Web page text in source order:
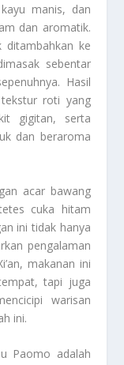
manis, dan
dan aromatik.
ke
sebentar
Hasil
roti yang
gigitan, serta
dan beraroma
acar bawang
cuka hitam
ini tidak hanya
pengalaman
makanan ini
tapi juga
warisan
ini.
Paomo adalah